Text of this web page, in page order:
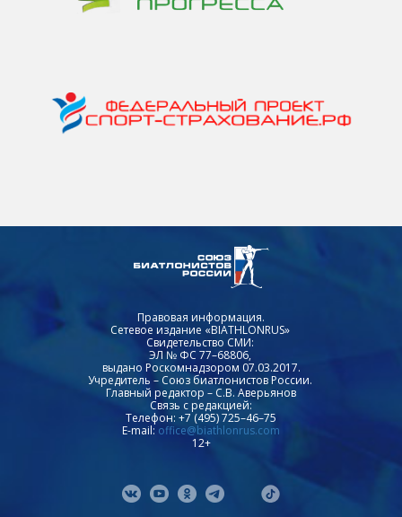
Правовая информация.
Сетевое издание «BIATHLONRUS»
Свидетельство СМИ:
ЭЛ № ФС 77–68806,
выдано Роскомнадзором 07.03.2017.
Учредитель – Союз биатлонистов России.
Главный редактор – С.В. Аверьянов
Связь с редакцией:
Телефон: +7 (495) 725–46–75
E-mail: office@biathlonrus.com
12+